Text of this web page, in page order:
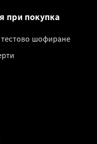
при покупка
шофиране